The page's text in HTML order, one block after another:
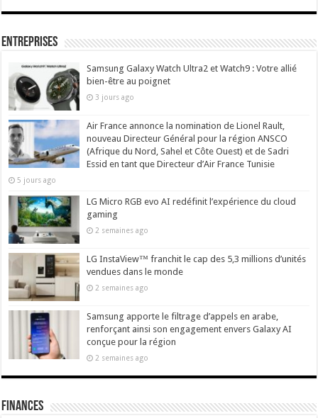
Entreprises
Samsung Galaxy Watch Ultra2 et Watch9 : Votre allié
bien-être au poignet
3 jours ago
Air France annonce la nomination de Lionel Rault,
nouveau Directeur Général pour la région ANSCO
(Afrique du Nord, Sahel et Côte Ouest) et de Sadri
Essid en tant que Directeur d’Air France Tunisie
5 jours ago
LG Micro RGB evo AI redéfinit l’expérience du cloud
gaming
2 semaines ago
LG InstaView™ franchit le cap des 5,3 millions d’unités
vendues dans le monde
2 semaines ago
Samsung apporte le filtrage d’appels en arabe,
renforçant ainsi son engagement envers Galaxy AI
conçue pour la région
2 semaines ago
Finances